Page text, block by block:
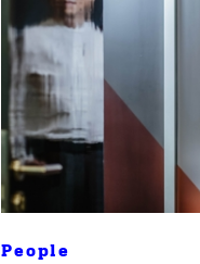
People